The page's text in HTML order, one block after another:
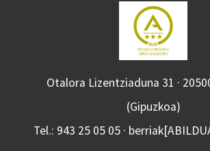
Otalora Lizentziaduna 31 ·
(Gipuzkoa)
Tel.: 943 25 05 05 ·